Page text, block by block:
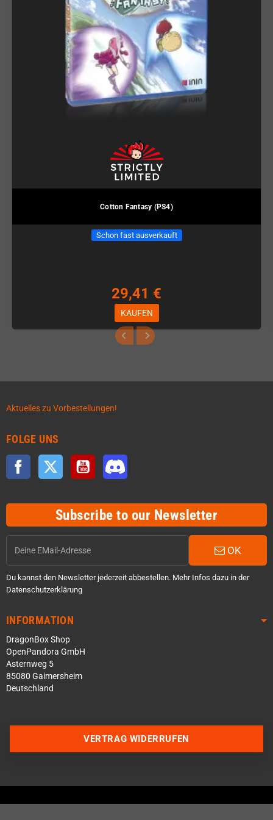
Cotton Fantasy (PS4)
Schon fast ausverkauft
29,41 €
KAUFEN
Aktuelles zu Vorbestellungen!
FOLGE UNS
Facebook Twitter YouTube
Subscribe to our Newsletter
OK
Du kannst den Newsletter jederzeit abbestellen. Mehr Infos dazu in der
Datenschutzerklärung
INFORMATION
DragonBox Shop
OpenPandora GmbH
Asternweg 5
85080 Gaimersheim
Deutschland
Discord Server beitreten
VERTRAG WIDERRUFEN